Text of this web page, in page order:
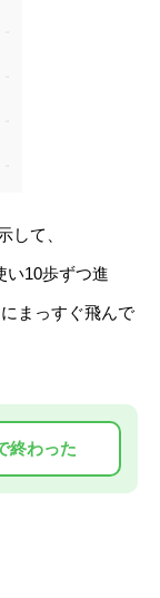
して、
い10歩ずつ進
まっすぐ飛んで